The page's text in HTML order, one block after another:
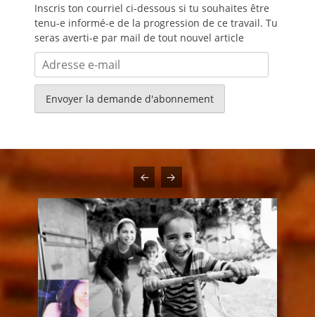
Inscris ton courriel ci-dessous si tu souhaites être
tenu-e informé-e de la progression de ce travail. Tu
seras averti-e par mail de tout nouvel article
Adresse
e-
mail